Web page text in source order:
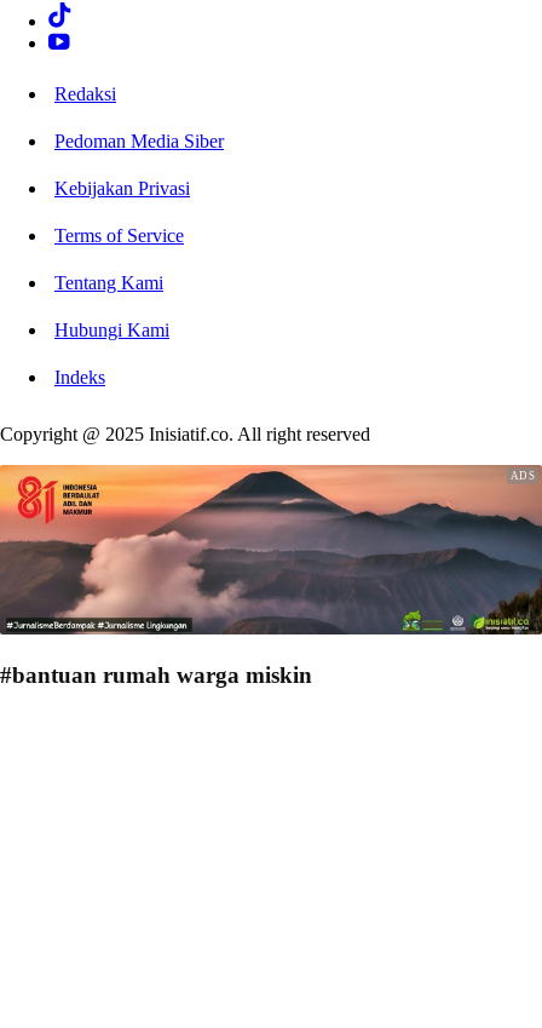
Redaksi
Pedoman Media Siber
Kebijakan Privasi
Terms of Service
Tentang Kami
Hubungi Kami
Indeks
Copyright @ 2025 Inisiatif.co. All right reserved
#bantuan rumah warga miskin